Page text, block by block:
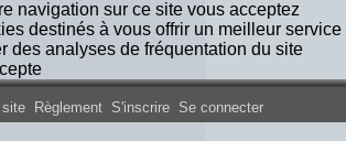
navigation sur ce site vous acceptez
destinés à vous offrir un meilleur service
des analyses de fréquentation du site
Iron Maiden France
site Règlement S'inscrire Se connecter